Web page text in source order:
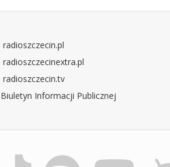
radioszczecin.pl
radioszczecinextra.pl
radioszczecin.tv
Biuletyn Informacji Publicznej